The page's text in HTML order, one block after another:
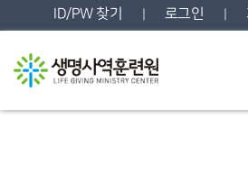
ID/PW 찾기 로그인